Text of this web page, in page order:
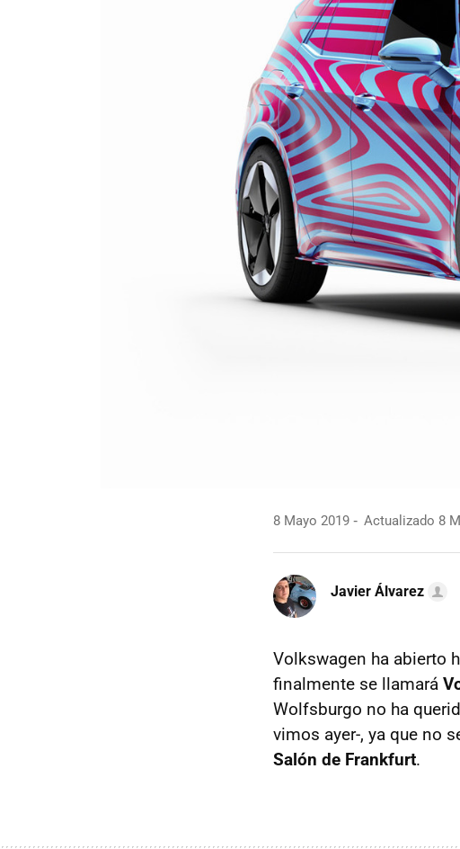
8 Mayo 2019 Actualizado 8
Javier Álvarez
Volkswagen ha abierto
finalmente se llamará
Wolfsburgo no ha
vimos ayer-, ya que no
Salón de Frankfurt.